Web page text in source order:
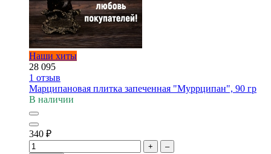
Наши хиты
28 095
1 отзыв
Марципановая плитка запеченная "Муррципан", 90 гр
В наличии
340 ₽
+
–